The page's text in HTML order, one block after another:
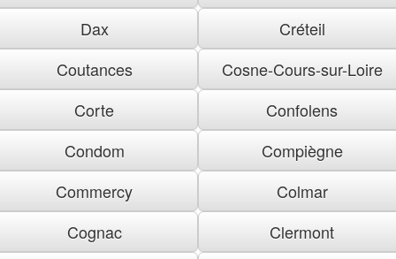
Dax
Créteil
Coutances
Cosne-Cours-sur-Loire
Corte
Confolens
Condom
Compiègne
Commercy
Colmar
Cognac
Clermont